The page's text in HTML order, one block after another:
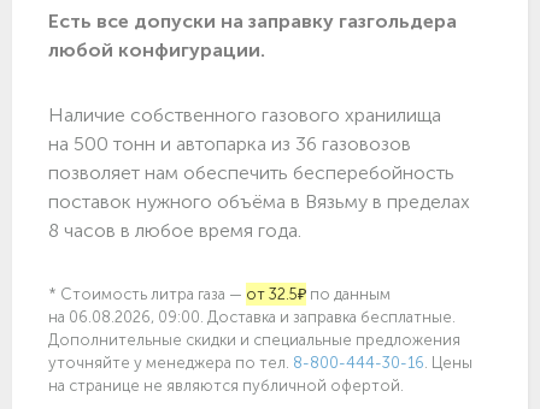
Есть все допуски нa заправку газгольдера
любой конфигурации.
Наличие собственного газового хранилища
на 500 тонн и автопарка из 36 газовозов
позволяет нам обеспечить бесперебойность
поставок нужного объёма в Вязьму в пределах
8 часов в любое время года.
* Стоимость литра газа — от 32.5₽ по данным
на 06.08.2026, 09:00. Доставка и заправка бесплатные.
Дополнительные скидки и специальные предложения
уточняйте у менеджера по тел. 8-800-444-30-16 . Цены
на странице не являются публичной офертой.